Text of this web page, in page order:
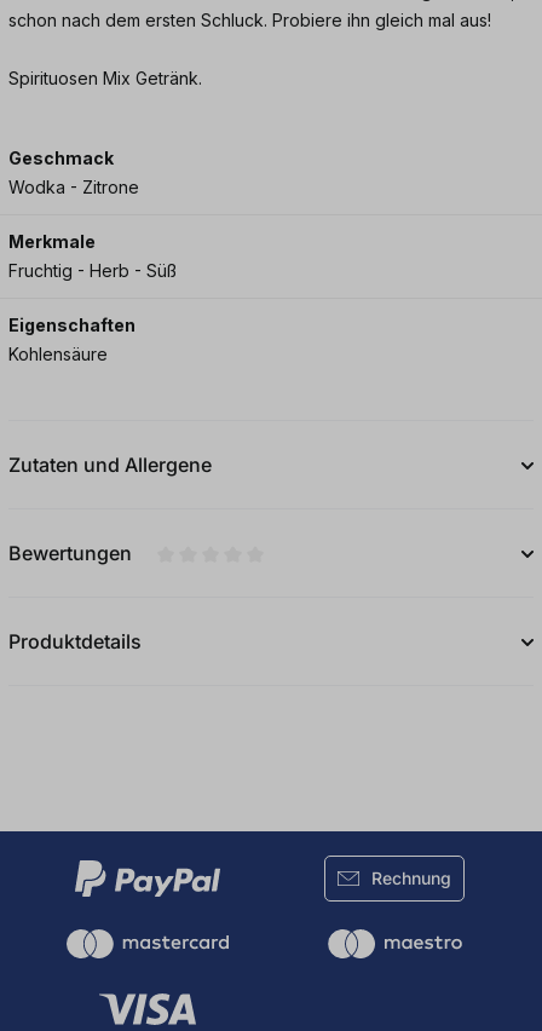
schon nach dem ersten Schluck. Probiere ihn gleich mal aus!
Spirituosen Mix Getränk.
Geschmack
Wodka - Zitrone
Merkmale
Fruchtig - Herb - Süß
Eigenschaften
Kohlensäure
Zutaten und Allergene
Bewertungen
Produktdetails
Rechnung